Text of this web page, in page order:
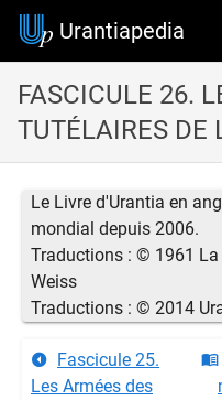
Urantiapedia
FASCICULE 26.
TUTÉLAIRES DE
Le Livre d'Urantia en
mondial depuis 2006.
Traductions : © 1961
Weiss
Traductions : © 2014
Fascicule 25.
Les Armées des